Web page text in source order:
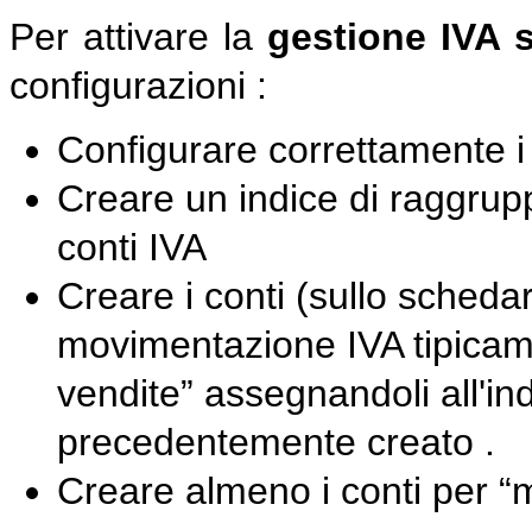
Per attivare la gestione IVA
configurazioni :
Configurare correttamente
Creare un indice di
conti IVA
Creare i conti (sullo
movimentazione IVA
vendite” assegnandoli
precedentemente creato .
Creare almeno i conti per